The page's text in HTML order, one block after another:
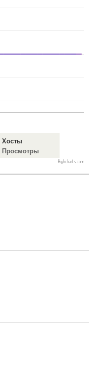
Хосты
Просмотры
Highcharts.com